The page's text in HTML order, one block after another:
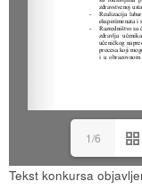
1/6
Tekst konkursa